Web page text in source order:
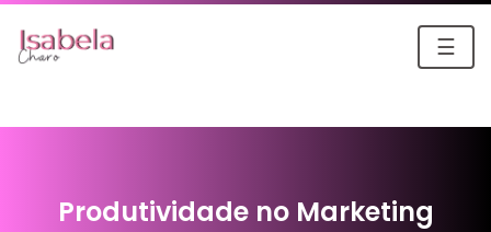
☰
Produtividade no Marketing